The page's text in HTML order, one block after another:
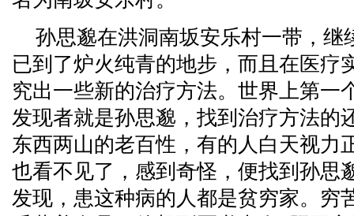
孙思邈在洪洞南坂安乐村一带，继
已到了炉火纯青的地步，而且在医疗
究出一些新的治疗方法。世界上第
发现者就是孙思邈，找到治疗方法的
东西两山的老百性，有的人白天视力
也看不见了，感到奇怪，便找到孙思
发现，患这种病的人都是贫穷家。穷